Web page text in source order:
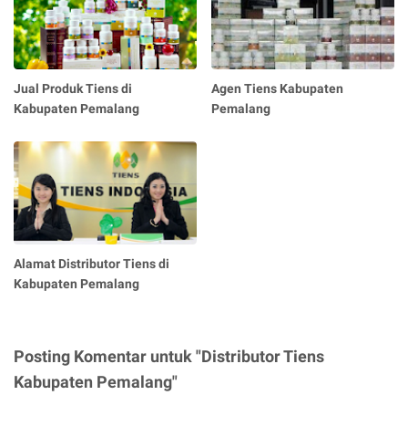
Jual Produk Tiens di
Kabupaten Pemalang
Agen Tiens Kabupaten
Pemalang
Alamat Distributor Tiens di
Kabupaten Pemalang
Posting Komentar untuk "Distributor Tiens
Kabupaten Pemalang"